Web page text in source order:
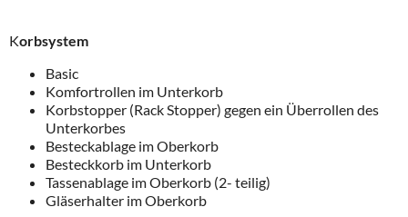
Korbsystem
Basic
Komfortrollen im Unterkorb
Korbstopper (Rack Stopper) gegen ein Überrollen des
Unterkorbes
Besteckablage im Oberkorb
Besteckkorb im Unterkorb
Tassenablage im Oberkorb (2- teilig)
Gläserhalter im Oberkorb